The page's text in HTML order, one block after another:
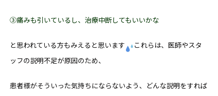
③痛みも引いているし、治療中断してもいいかな
と思われている方もみえると思います
これらは、医師やスタ
ッフの説明不足が原因のため、
患者様がそういった気持ちにならないよう、どんな説明をすれば